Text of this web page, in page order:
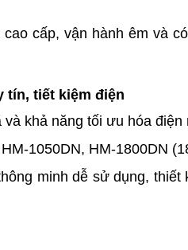
cấp, vận hành êm và
tín, tiết kiệm điện
khả năng tối ưu hóa điện
1050DN, HM-1800DN
minh dễ sử dụng,